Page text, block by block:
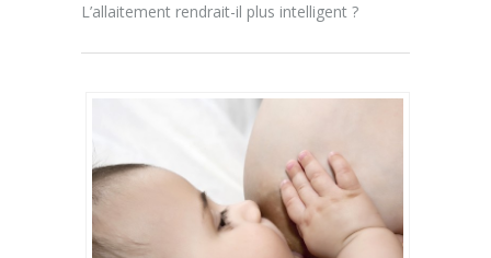
L’allaitement rendrait-il plus intelligent ?